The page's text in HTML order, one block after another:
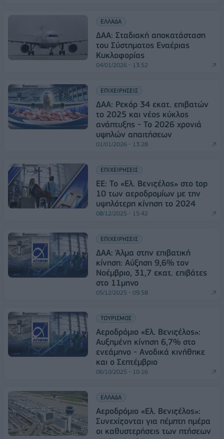
ΕΛΛΑΔΑ
ΔΑΑ: Σταδιακή αποκατάσταση
του Σύστηματος Εναέριας
Κυκλοφορίας
04/01/2026 - 13:52
ΕΠΙΧΕΙΡΗΣΕΙΣ
ΔΑΑ: Ρεκόρ 34 εκατ. επιβατών
το 2025 και νέος κύκλος
ανάπτυξης - Το 2026 χρονιά
υψηλών απαιτήσεων
01/01/2026 - 13:28
ΕΠΙΧΕΙΡΗΣΕΙΣ
ΕΕ: Το «Ελ. Βενιζέλος» στο top
10 των αεροδρομίων με την
υψηλότερη κίνηση το 2024
08/12/2025 - 15:42
ΕΠΙΧΕΙΡΗΣΕΙΣ
ΔΑΑ: Άλμα στην επιβατική
κίνηση: Αύξηση 9,6% τον
Νοέμβριο, 31,7 εκατ. επιβάτες
στο 11μηνο
05/12/2025 - 09:58
ΤΟΥΡΙΣΜΟΣ
Αεροδρόμιο «Ελ. Βενιζέλος»:
Αυξημένη κίνηση 6,7% στο
ενεάμηνο - Ανοδικά κινήθηκε
και ο Σεπτέμβριο
06/10/2025 - 10:16
ΕΛΛΑΔΑ
Αεροδρόμιο «Ελ. Βενιζέλος»:
Συνεχίζονται για πέμπτη ημέρα
οι καθυστερήσεις των πτήσεων